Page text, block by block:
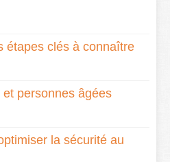
étapes clés à connaître
personnes âgées
la sécurité au